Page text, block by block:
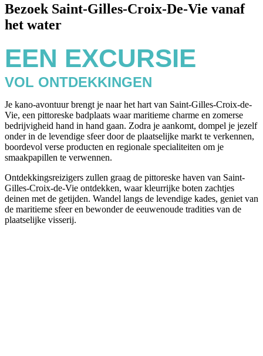
Bezoek Saint-Gilles-Croix-De-Vie vanaf
het water
EEN EXCURSIE
VOL ONTDEKKINGEN
Je kano-avontuur brengt je naar het hart van Saint-Gilles-Croix-de-
Vie, een pittoreske badplaats waar maritieme charme en zomerse
bedrijvigheid hand in hand gaan. Zodra je aankomt, dompel je jezelf
onder in de levendige sfeer door de plaatselijke markt te verkennen,
boordevol verse producten en regionale specialiteiten om je
smaakpapillen te verwennen.
Ontdekkingsreizigers zullen graag de pittoreske haven van Saint-
Gilles-Croix-de-Vie ontdekken, waar kleurrijke boten zachtjes
deinen met de getijden. Wandel langs de levendige kades, geniet van
de maritieme sfeer en bewonder de eeuwenoude tradities van de
plaatselijke visserij.